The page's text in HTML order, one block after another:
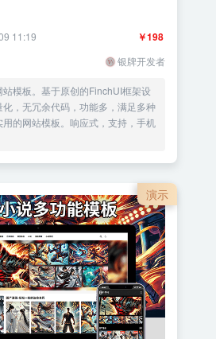
￥198
11:19
银牌开发者
模板。基于原创的FinchUI框架设
，无冗余代码，功能多，满足多种
的网站模板。响应式，支持，手机
演示